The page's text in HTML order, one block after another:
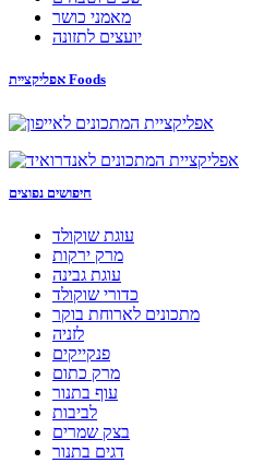
מאמני כושר
יועצים לתזונה
אפליקציית Foods
חיפושים נפוצים
עוגת שוקולד
מרק ירקות
עוגת גבינה
כדורי שוקולד
מתכונים לארוחת בוקר
לזניה
פנקייקים
מרק כתום
עוף בתנור
לביבות
בצק שמרים
דגים בתנור